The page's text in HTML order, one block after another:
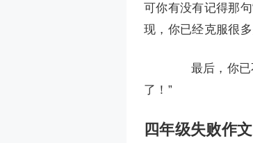
可你有没有记得那
现，你已经克服很
最后，你已不
了！”
四年级失败作